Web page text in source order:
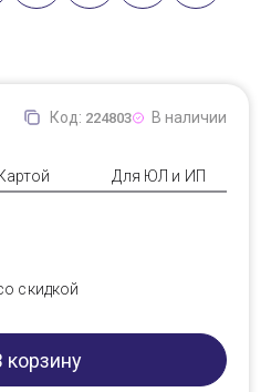
Код: 224803 В наличии
Для ЮЛ и ИП
скидкой
корзину